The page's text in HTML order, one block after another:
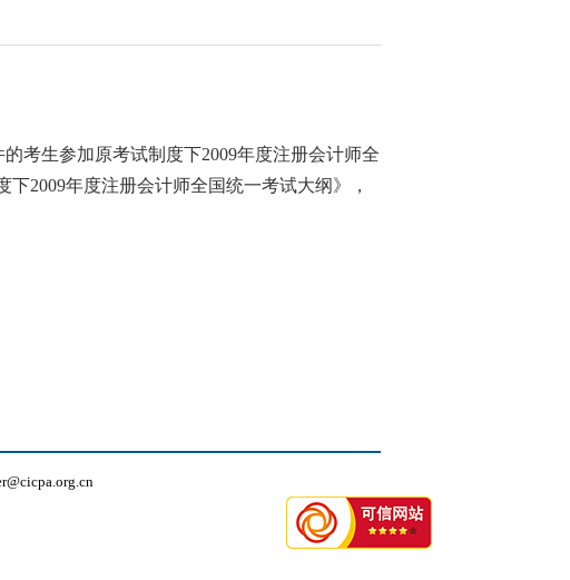
考生参加原考试制度下2009年度注册会计师全
下2009年度注册会计师全国统一考试大纲》，